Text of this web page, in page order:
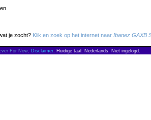
je zocht? Klik en zoek op het internet naar Ibanez GAXB
For Now. Disclaimer. Huidige taal: Nederlands. Niet ingelogd.